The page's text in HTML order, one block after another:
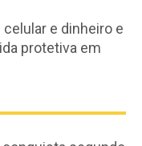
e dinheiro e
protetiva em